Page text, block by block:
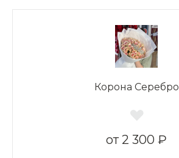
Корона Серебро
2 300 ₽